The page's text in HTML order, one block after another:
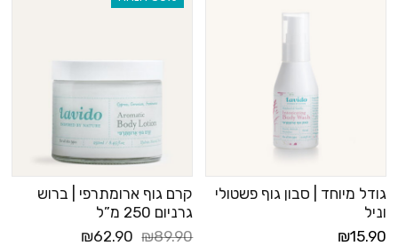
גודל מיוחד | סבון גוף פשטולי
וניל
₪15.90
קרם גוף ארומתרפי | ברוש
גרניום 250 מ”ל
₪89.90
₪62.90